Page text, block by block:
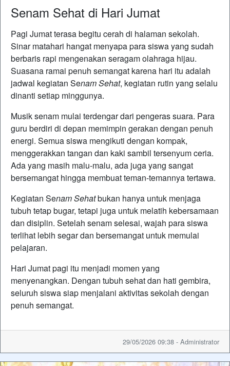
Senam Sehat di Hari Jumat
Pagi Jumat terasa begitu cerah di halaman sekolah.
Sinar matahari hangat menyapa para siswa yang sudah
berbaris rapi mengenakan seragam olahraga hijau.
Suasana ramai penuh semangat karena hari itu adalah
jadwal kegiatan Senam Sehat, kegiatan rutin yang selalu
dinanti setiap minggunya.
Musik senam mulai terdengar dari pengeras suara. Para
guru berdiri di depan memimpin gerakan dengan penuh
energi. Semua siswa mengikuti dengan kompak,
menggerakkan tangan dan kaki sambil tersenyum ceria.
Ada yang masih malu-malu, ada juga yang sangat
bersemangat hingga membuat teman-temannya tertawa.
Kegiatan Senam Sehatbukan hanya untuk menjaga
tubuh tetap bugar, tetapi juga untuk melatih kebersamaan
dan disiplin. Setelah senam selesai, wajah para siswa
terlihat lebih segar dan bersemangat untuk memulai
pelajaran.
Hari Jumat pagi itu menjadi momen yang
menyenangkan. Dengan tubuh sehat dan hati gembira,
seluruh siswa siap menjalani aktivitas sekolah dengan
penuh semangat.
29/05/2026 09:38 - Administrator